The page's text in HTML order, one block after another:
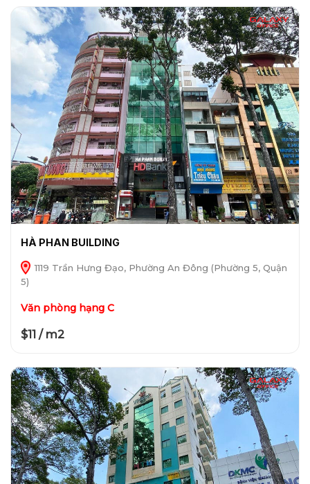
HÀ PHAN BUILDING
1119 Trần Hưng Đạo, Phường An Đông (Phường 5, Quận
5)
Văn phòng hạng C
$11 / m2